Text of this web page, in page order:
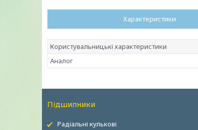
Характеристики
Користувальницькі характеристики
Аналог
Підшипники
Радіальні кулькові